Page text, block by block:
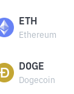
ETH
Ethereum
DOGE
Dogecoin